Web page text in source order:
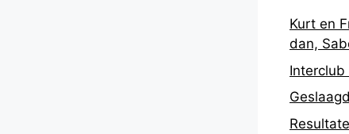
Kurt en
dan,
Interclub